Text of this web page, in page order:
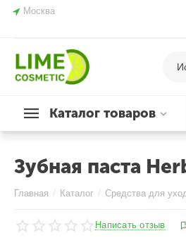
Москва
Каталог товаров
Зубная паста
Главная / Каталог / Средства для
Написать отзыв